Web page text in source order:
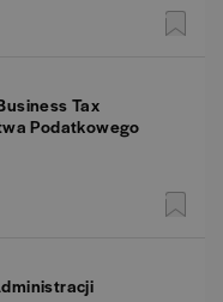
Tax
Podatkowego